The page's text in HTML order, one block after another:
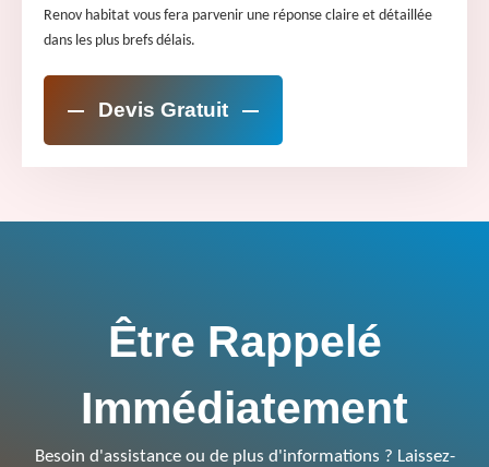
Renov habitat vous fera parvenir une réponse claire et détaillée
dans les plus brefs délais.
Devis Gratuit
Être Rappelé
Immédiatement
Besoin d'assistance ou de plus d'informations ? Laissez-